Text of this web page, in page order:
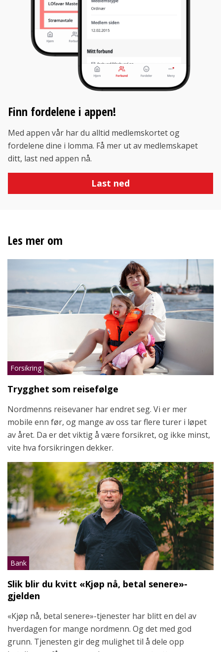
Finn fordelene i appen!
Med appen vår har du alltid medlemskortet og
fordelene dine i lomma. Få mer ut av medlemskapet
ditt, last ned appen nå.
Last ned
Les mer om
Forsikring
Trygghet som reisefølge
Nordmenns reisevaner har endret seg. Vi er mer
mobile enn før, og mange av oss tar flere turer i løpet
av året. Da er det viktig å være forsikret, og ikke minst,
vite hva forsikringen dekker.
Bank
Slik blir du kvitt «Kjøp nå, betal senere»-
gjelden
«Kjøp nå, betal senere»-tjenester har blitt en del av
hverdagen for mange nordmenn. Og det med god
grunn. Tjenesten gir deg mulighet til å dele opp